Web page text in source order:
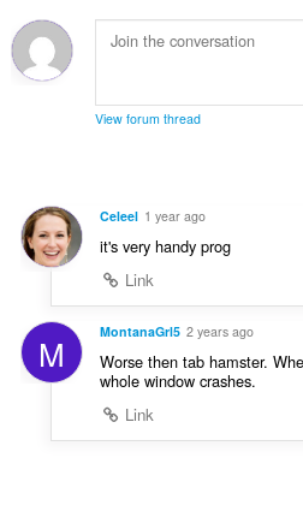
ε
ω
:
λ
ο
σ
:
β
α
ο
ή
σ
ε
ν
:
View forum thread
Celeel 1 year ago
it's very handy prog
Link
M MontanaGrl5 2 years ago
Worse then tab hamster.
whole window crashes.
Link